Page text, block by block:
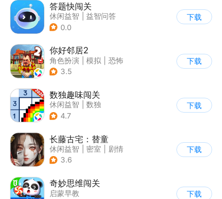
答题快闯关
休闲益智
益智问答
| 文化
0.0
下载
你好邻居2
角色扮演 模拟
恐怖
| 卡通
3.5
下载
数独趣味闯关
休闲益智
数独
| 云步互娱
4.7
下载
长藤古宅：替童
休闲益智 密室
剧情
| 解谜
3.6
下载
奇妙思维闯关
启蒙早教
下载